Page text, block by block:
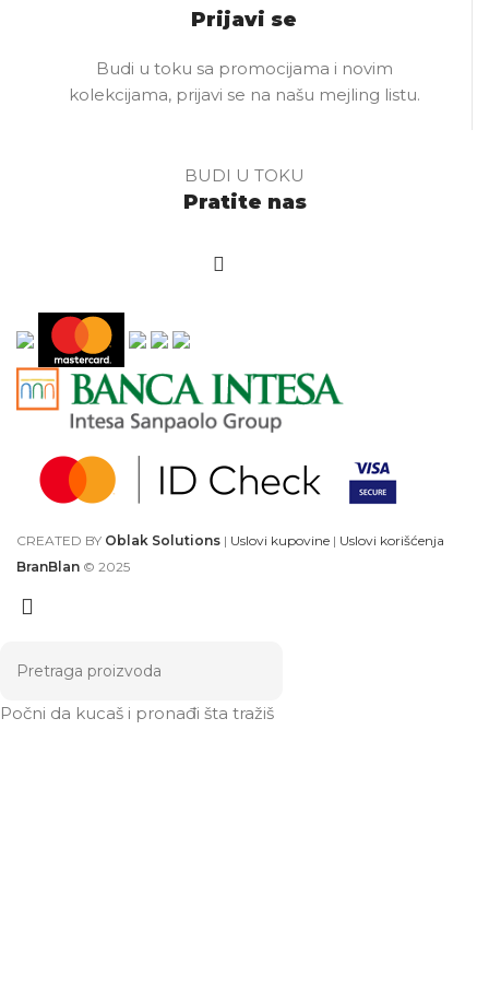
Prijavi se
Budi u toku sa promocijama i novim
kolekcijama, prijavi se na našu mejling listu.
BUDI U TOKU
Pratite nas
CREATED BY Oblak Solutions | Uslovi kupovine | Uslovi korišćenja
BranBlan © 2025
Počni da kucaš i pronađi šta tražiš